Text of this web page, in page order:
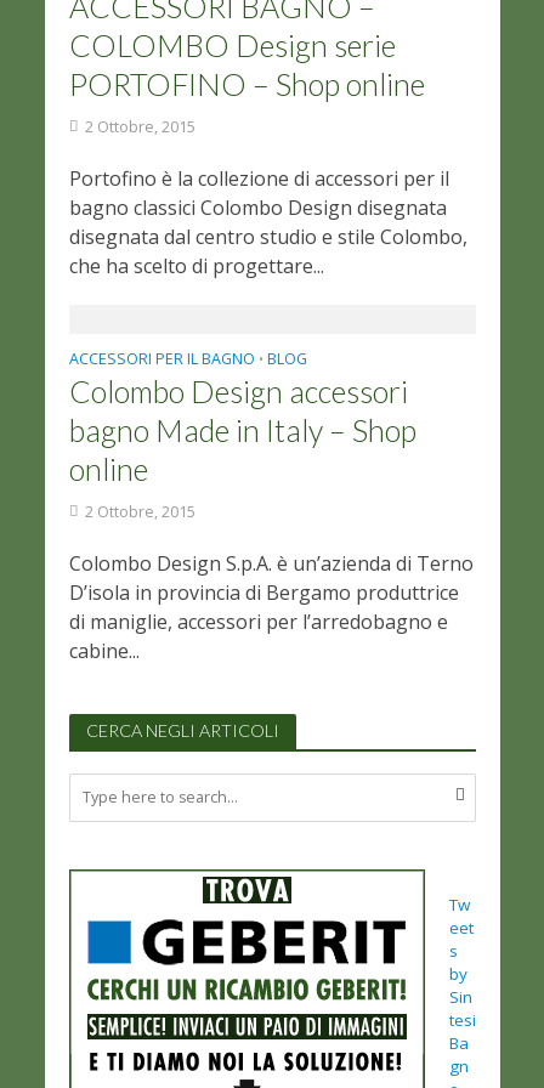
COLOMBO Design serie
PORTOFINO – Shop online
2 Ottobre, 2015
Portofino è la collezione di accessori per il
bagno classici Colombo Design disegnata
disegnata dal centro studio e stile Colombo,
che ha scelto di progettare...
ACCESSORI PER IL BAGNO • BLOG
Colombo Design accessori
bagno Made in Italy – Shop
online
2 Ottobre, 2015
Colombo Design S.p.A. è un’azienda di Terno
D’isola in provincia di Bergamo produttrice
di maniglie, accessori per l’arredobagno e
cabine...
CERCA NEGLI ARTICOLI
Tw
eet
s
by
Sin
tesi
Ba
gn